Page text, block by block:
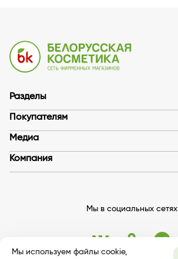
Разделы
Покупателям
Медиа
Компания
Мы в социальных сетях
Мы используем файлы cookie,